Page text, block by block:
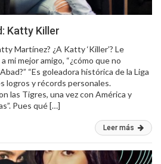
Katty Killer
Martínez? ¿A Katty ‘Killer’? Le
mi mejor amigo, “¿cómo que no
“Es goleadora histórica de la Liga
logros y récords personales.
las Tigres, una vez con América y
Pues qué […]
Leer más